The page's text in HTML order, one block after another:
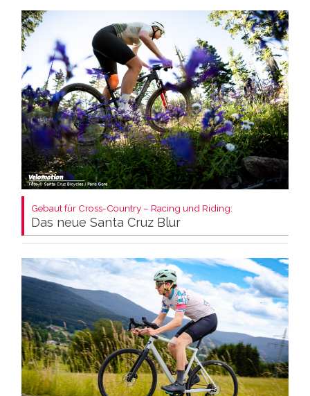
Gebaut für Cross-Country – Racing und Riding:
Das neue Santa Cruz Blur